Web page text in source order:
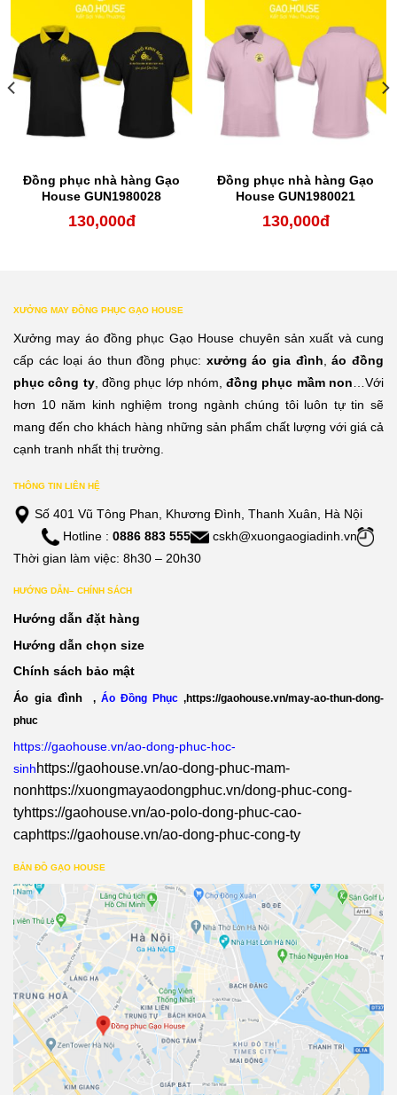
Đồng phục nhà hàng Gạo
House GUN1980028
130,000đ
Đồng phục nhà hàng Gạo
House GUN1980021
130,000đ
XƯỞNG MAY ĐỒNG PHỤC GẠO HOUSE
Xưởng may áo đồng phục Gạo House chuyên sản xuất và cung
cấp các loại áo thun đồng phục: xưởng áo gia đình ,áo đồng
phục công ty, đồng phục lớp nhóm,đồng phục mầm non …Với
hơn 10 năm kinh nghiệm trong ngành chúng tôi luôn tự tin sẽ
mang đến cho khách hàng những sản phẩm chất lượng với giá cả
cạnh tranh nhất thị trường.
THÔNG TIN LIÊN HỆ
Số 401 Vũ Tông Phan, Khương Đình, Thanh Xuân, Hà Nội
Hotline : 0886 883 555
cskh@xuongaogiadinh.vn
Thời gian làm việc: 8h30 – 20h30
HƯỚNG DẪN– CHÍNH SÁCH
Hướng dẫn đặt hàng
Hướng dẫn chọn size
Chính sách bảo mật
Áo gia đình , Áo Đồng Phục ,https://gaohouse.vn/may-ao-thun-dong-
phuc
https://gaohouse.vn/ao-dong-phuc-hoc-
sinhhttps://gaohouse.vn/ao-dong-phuc-mam-
nonhttps://xuongmayaodongphuc.vn/dong-phuc-cong-
tyhttps://gaohouse.vn/ao-polo-dong-phuc-cao-
caphttps://gaohouse.vn/ao-dong-phuc-cong-ty
BẢN ĐỒ GẠO HOUSE